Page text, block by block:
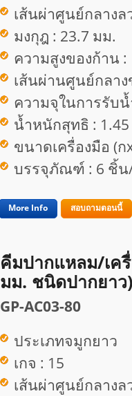
เส้นผ่าศูนย์กลางล
มงกุฎ : 23.7 มม.
ความสูงของก้าน :
เส้นผ่านศูนย์กลา
ความจุในการรับ
น้ำหนักสุทธิ :
ขนาดเครื่องมือ (ก
บรรจุภัณฑ์ : 6 ชิ้น
More Info สอบถามตอนนี้
คีมปากแหลม/เค
มม. ชนิดปากยาว)
GP-AC03-80
ประเภทจมูกยาว
เกจ : 15
เส้นผ่าศูนย์กลางล